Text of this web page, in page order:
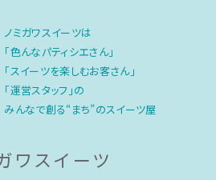
ノミガワスイーツは
「色んなパティシエさん」
「スイーツを楽しむお客さん」
「運営スタッフ」の
みんなで創る“まち”のスイーツ屋
ワスイーツ